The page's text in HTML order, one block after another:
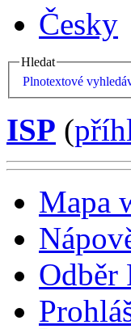
Česky
Hledat
Plnotextové
ISP (
Mapa
Odběr